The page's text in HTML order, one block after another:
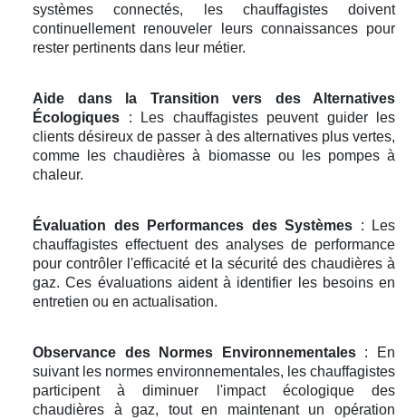
systèmes connectés, les chauffagistes doivent
continuellement renouveler leurs connaissances pour
rester pertinents dans leur métier.
Aide dans la Transition vers des Alternatives
Écologiques : Les chauffagistes peuvent guider les
clients désireux de passer à des alternatives plus vertes,
comme les chaudières à biomasse ou les pompes à
chaleur.
Évaluation des Performances des Systèmes : Les
chauffagistes effectuent des analyses de performance
pour contrôler l'efficacité et la sécurité des chaudières à
gaz. Ces évaluations aident à identifier les besoins en
entretien ou en actualisation.
Observance des Normes Environnementales: En
suivant les normes environnementales, les chauffagistes
participent à diminuer l'impact écologique des
chaudières à gaz, tout en maintenant un opération